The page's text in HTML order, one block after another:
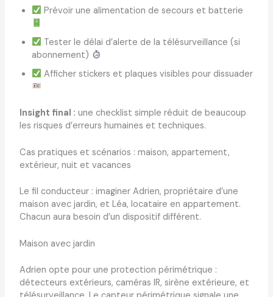
Prévoir une alimentation de secours et batterie
Tester le délai d’alerte de la télésurveillance (si
abonnement)
Afficher stickers et plaques visibles pour dissuader
Insight final : une checklist simple réduit de beaucoup
les risques d’erreurs humaines et techniques.
Cas pratiques et scénarios : maison, appartement,
extérieur, nuit et vacances
Le fil conducteur : imaginer Adrien, propriétaire d’une
maison avec jardin, et Léa, locataire en appartement.
Chacun aura besoin d’un dispositif différent.
Maison avec jardin
Adrien opte pour une protection périmétrique :
détecteurs extérieurs, caméras IR, sirène extérieure, et